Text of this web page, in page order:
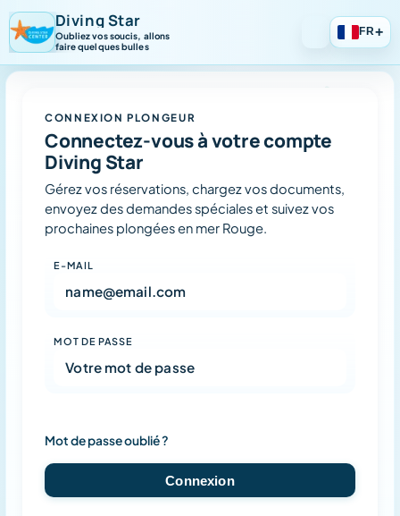
Diving Star
Oubliez vos soucis, allons
faire quelques bulles
FR+
CONNEXION PLONGEUR
Connectez-vous à votre compte
Diving Star
Gérez vos réservations, chargez vos documents,
envoyez des demandes spéciales et suivez vos
prochaines plongées en mer Rouge.
E-MAIL
MOT DE PASSE
Mot de passe oublié ?
Connexion